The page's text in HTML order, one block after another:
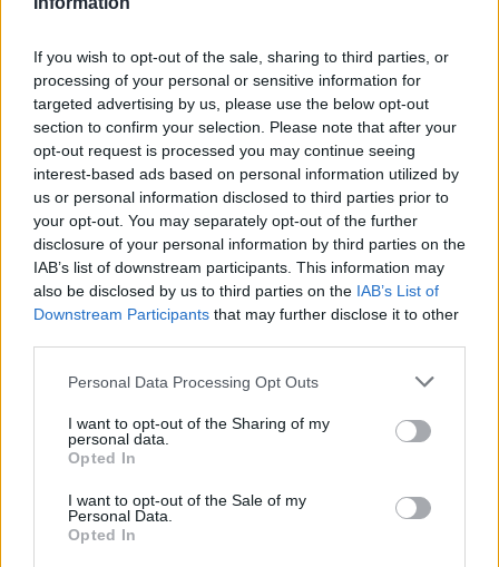
If you wish to opt-out of the sale, sharing to third parties, or
processing of your personal or sensitive information for
targeted advertising by us, please use the below opt-out
section to confirm your selection. Please note that after your
opt-out request is processed you may continue seeing
interest-based ads based on personal information utilized by
us or personal information disclosed to third parties prior to
your opt-out. You may separately opt-out of the further
disclosure of your personal information by third parties on the
IAB’s list of downstream participants. This information may
also be disclosed by us to third parties on the IAB’s List of
Downstream Participants that may further disclose it to other
Personal Data Processing Opt Outs
I want to opt-out of the Sharing of my
personal data.
Opted In
I want to opt-out of the Sale of my
Personal Data.
Opted In
Karrierechancen
Wenn Sie möchten, können Sie uns Ihren
Lebenslauf schicken und die folgenden Angaben
ausfüllen, damit wir künftig auf Ihre Daten
zurückgreifen können.